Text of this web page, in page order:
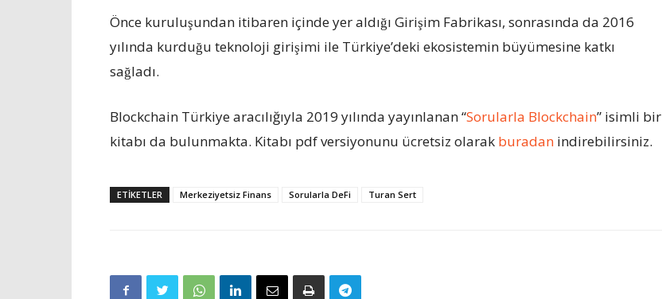
Önce kuruluşundan itibaren içinde yer aldığı Girişim Fabrikası, sonrasında da 2016
yılında kurduğu teknoloji girişimi ile Türkiye’deki ekosistemin büyümesine katkı
sağladı.
Blockchain Türkiye aracılığıyla 2019 yılında yayınlanan “Sorularla Blockchain” isimli bir
kitabı da bulunmakta. Kitabı pdf versiyonunu ücretsiz olarak buradan indirebilirsiniz.
ETIKETLER Merkeziyetsiz Finans Sorularla DeFi Turan Sert